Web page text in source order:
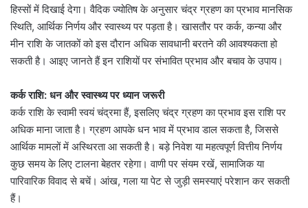
हिस्सों में दिखाई देगा। वैदिक ज्योतिष के अनुसार चंद्र ग्रहण का प्रभाव मानसिक
स्थिति, आर्थिक निर्णय और स्वास्थ्य पर पड़ता है। खासतौर पर कर्क, कन्या और
मीन राशि के जातकों को इस दौरान अधिक सावधानी बरतने की आवश्यकता हो
सकती है। आइए जानते हैं इन राशियों पर संभावित प्रभाव और बचाव के उपाय।
कर्क राशि: धन और स्वास्थ्य पर ध्यान जरूरी
कर्क राशि के स्वामी स्वयं चंद्रमा हैं, इसलिए चंद्र ग्रहण का प्रभाव इस राशि पर
अधिक माना जाता है। ग्रहण आपके धन भाव में प्रभाव डाल सकता है, जिससे
आर्थिक मामलों में अस्थिरता आ सकती है। बड़े निवेश या महत्वपूर्ण वित्तीय निर्णय
कुछ समय के लिए टालना बेहतर रहेगा। वाणी पर संयम रखें, सामाजिक या
पारिवारिक विवाद से बचें। आंख, गला या पेट से जुड़ी समस्याएं परेशान कर सकती
हैं।